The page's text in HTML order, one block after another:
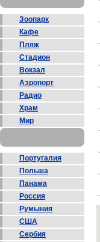
Зоопарк
Кафе
Пляж
Стадион
Вокзал
Аэропорт
Радио
Храм
Мир
Португалия
Польша
Панама
Россия
Румыния
США
Сербия